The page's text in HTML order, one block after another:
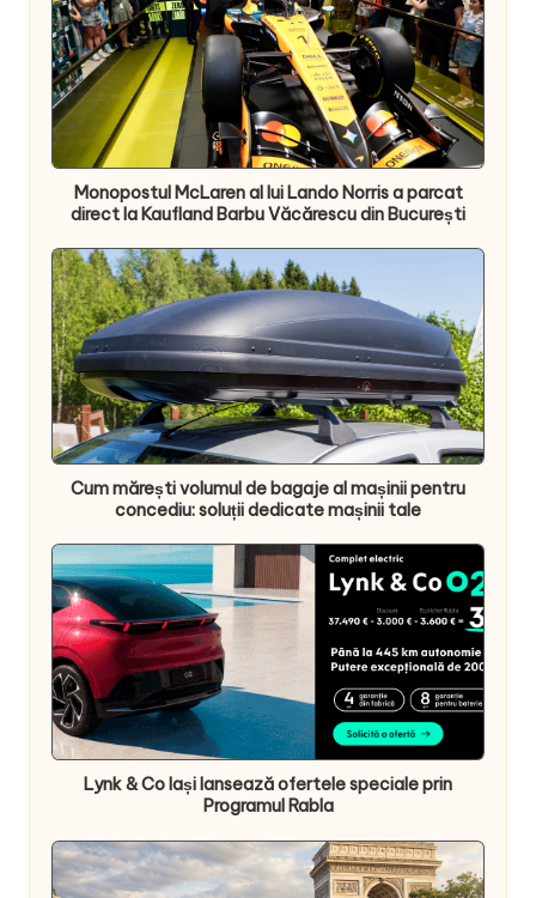
Monopostul McLaren al lui Lando Norris a parcat
direct la Kaufland Barbu Văcărescu din București
Cum mărești volumul de bagaje al mașinii pentru
concediu: soluții dedicate mașinii tale
Lynk & Co Iași lansează ofertele speciale prin
Programul Rabla